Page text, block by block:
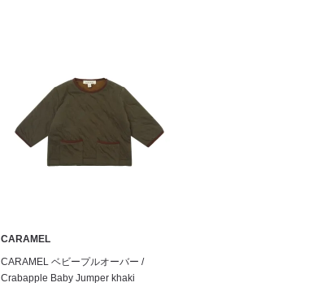
CARAMEL
CARAMEL ベビープルオーバー /
Crabapple Baby Jumper khaki